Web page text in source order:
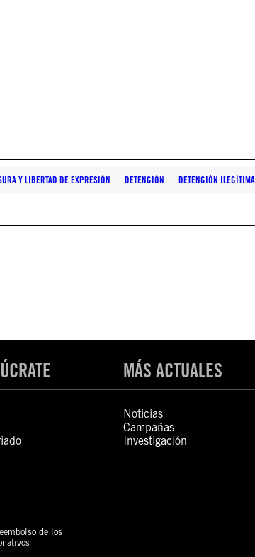
Y LIBERTAD DE EXPRESIÓN DETENCIÓN DETENCIÓN ILEGÍTIMA
MÁS ACTUALES
Noticias
Campañas
Investigación
de los